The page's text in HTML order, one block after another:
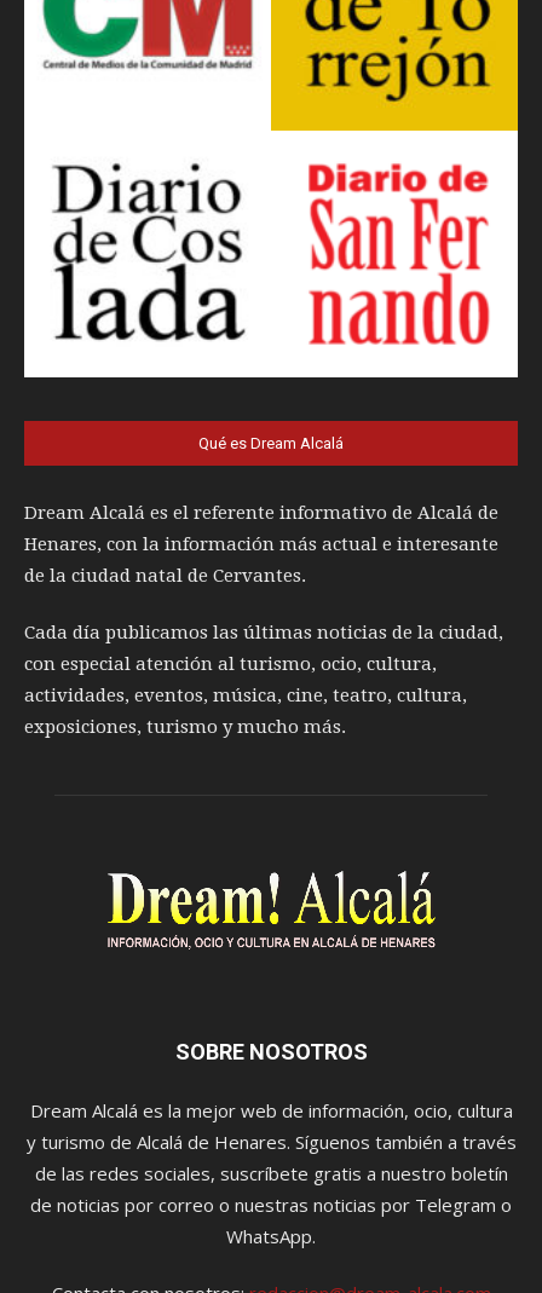
Qué es Dream Alcalá
Dream Alcalá es el referente informativo de Alcalá de
Henares, con la información más actual e interesante
de la ciudad natal de Cervantes.
Cada día publicamos las últimas noticias de la ciudad,
con especial atención al turismo, ocio, cultura,
actividades, eventos, música, cine, teatro, cultura,
exposiciones, turismo y mucho más.
SOBRE NOSOTROS
Dream Alcalá es la mejor web de información, ocio, cultura
y turismo de Alcalá de Henares. Síguenos también a través
de las redes sociales, suscríbete gratis a nuestro boletín
de noticias por correo o nuestras noticias por Telegram o
WhatsApp.